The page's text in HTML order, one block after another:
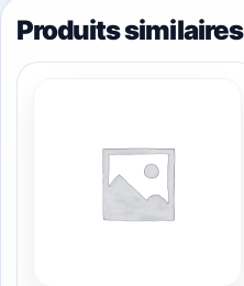
Produits similaires